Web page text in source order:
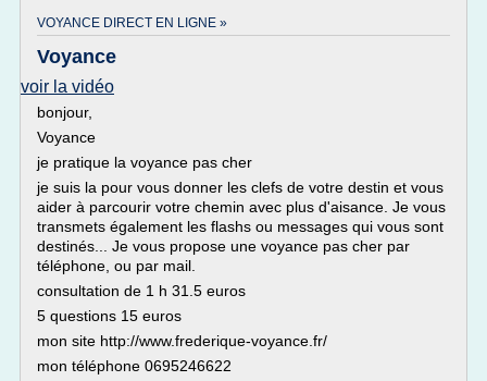
VOYANCE DIRECT EN LIGNE »
Voyance
voir la vidéo
bonjour,
Voyance
je pratique la voyance pas cher
je suis la pour vous donner les clefs de votre destin et vous
aider à parcourir votre chemin avec plus d'aisance. Je vous
transmets également les flashs ou messages qui vous sont
destinés... Je vous propose une voyance pas cher par
téléphone, ou par mail.
consultation de 1 h 31.5 euros
5 questions 15 euros
mon site http://www.frederique-voyance.fr/
mon téléphone 0695246622